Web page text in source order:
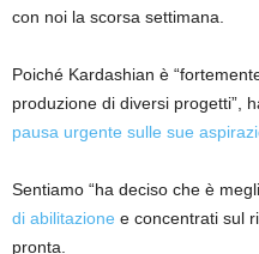
con noi la scorsa settimana.
Poiché Kardashian è
produzione di diversi progetti”,
pausa urgente sulle sue
Sentiamo “ha deciso che è
di abilitazione e concentrati sul
pronta.